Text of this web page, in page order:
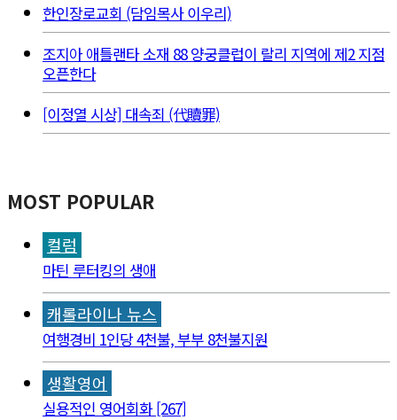
한인장로교회 (담임목사 이우리)
조지아 애틀랜타 소재 88 양궁클럽이 랄리 지역에 제2 지점
오픈한다
[이정열 시상] 대속죄 (代贖罪)
MOST POPULAR
컬럼
마틴 루터킹의 생애
캐롤라이나 뉴스
여행경비 1인당 4천불, 부부 8천불지원
생활영어
실용적인 영어회화 [267]